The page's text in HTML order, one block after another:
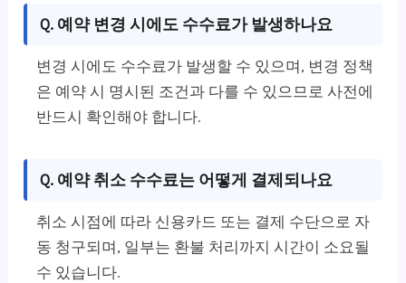
Q. 예약 변경 시에도 수수료가 발생하나요
변경 시에도 수수료가 발생할 수 있으며, 변경 정책
은 예약 시 명시된 조건과 다를 수 있으므로 사전에
반드시 확인해야 합니다.
Q. 예약 취소 수수료는 어떻게 결제되나요
취소 시점에 따라 신용카드 또는 결제 수단으로 자
동 청구되며, 일부는 환불 처리까지 시간이 소요될
수 있습니다.